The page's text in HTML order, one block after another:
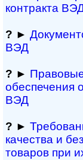
контракта
? ►
ВЭД
? ►
обеспечения
ВЭД
? ►
качества и
товаров при